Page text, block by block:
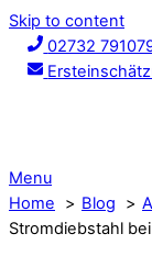
Skip to content
02732
Menu
Home
Blog
Stromdiebstahl